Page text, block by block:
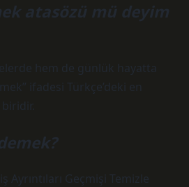
atasözü mü deyim
hem de günlük hayatta
ifadesi Türkçe’deki en
Ayrıntıları Geçmişi Temizle